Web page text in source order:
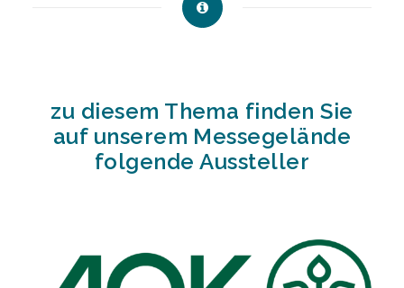
zu diesem Thema finden Sie
auf unserem Messegelände
folgende Aussteller